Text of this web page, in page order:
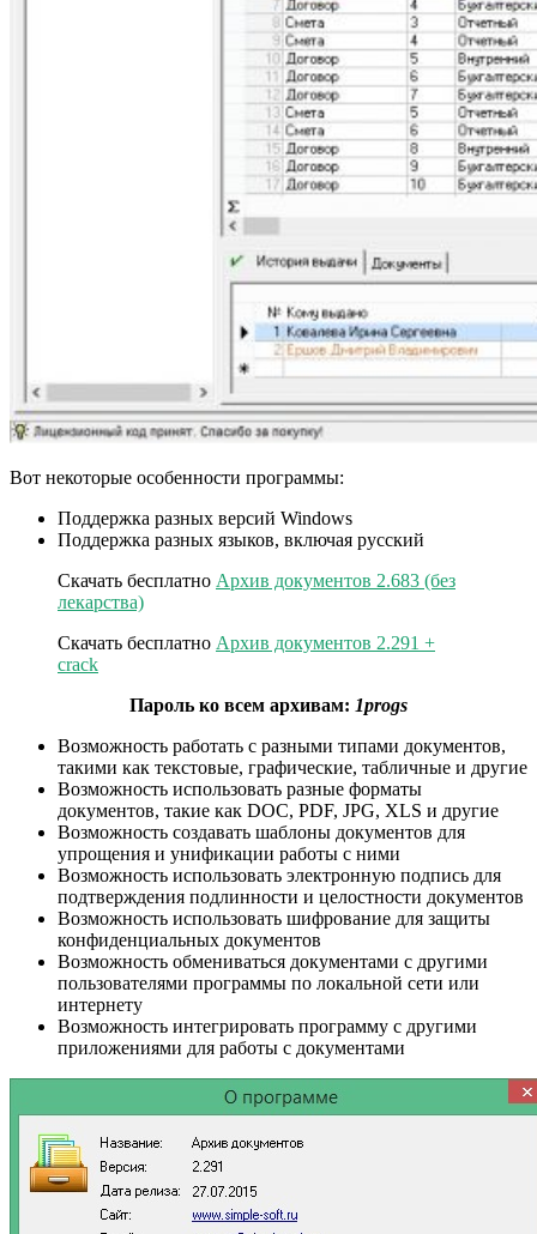
Вот некоторые особенности программы:
Поддержка разных версий Windows
Поддержка разных языков, включая русский
Скачать бесплатно Архив документов 2.683 (без
лекарства)
Скачать бесплатно Архив документов 2.291 +
crack
Пароль ко всем архивам: 1progs
Возможность работать с разными типами документов,
такими как текстовые, графические, табличные и другие
Возможность использовать разные форматы
документов, такие как DOC, PDF, JPG, XLS и другие
Возможность создавать шаблоны документов для
упрощения и унификации работы с ними
Возможность использовать электронную подпись для
подтверждения подлинности и целостности документов
Возможность использовать шифрование для защиты
конфиденциальных документов
Возможность обмениваться документами с другими
пользователями программы по локальной сети или
интернету
Возможность интегрировать программу с другими
приложениями для работы с документами